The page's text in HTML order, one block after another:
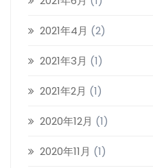
2021年4月 (2)
2021年3月 (1)
2021年2月 (1)
2020年12月 (1)
2020年11月 (1)